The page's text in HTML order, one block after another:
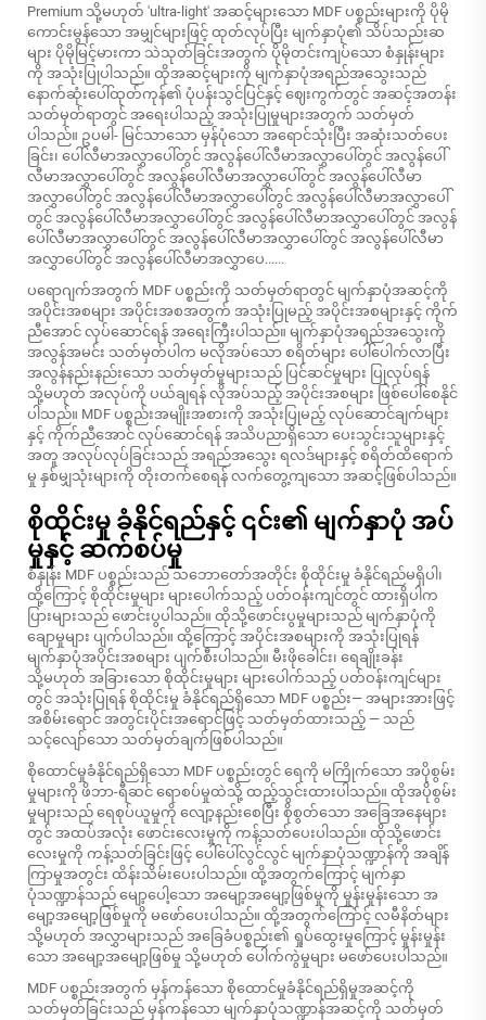
Premium သို့မဟုတ် 'ultra-light' အဆင့်များသော MDF ပစ္စည်းများကို ပိုမို
ကောင်းမွန်သော အမျှင်များဖြင့် ထုတ်လုပ်ပြီး မျက်နှာပုံ၏ သိပ်သည်းဆ
များ ပိုမိုမြင့်မားကာ သဲသုတ်ခြင်းအတွက် ပိုမိုတင်းကျပ်သော စံနှုန်းများ
ကို အသုံးပြုပါသည်။ ထိုအဆင့်များကို မျက်နှာပုံအရည်အသွေးသည်
နောက်ဆုံးပေါ်ထုတ်ကုန်၏ ပုံပန်းသွင်ပြင်နှင့် ဈေးကွက်တွင် အဆင့်အတန်း
သတ်မှတ်ရာတွင် အရေးပါသည့် အသုံးပြုမှုများအတွက် သတ်မှတ်
ပါသည်။ ဥပမါ- မြင်သာသော မှန်ပုံသော အရောင်သုံးပြီး အဆုံးသတ်ပေး
ခြင်း၊ ပေါ်လီမာအလွှာပေါ်တွင် အလွန်ပေါ်လီမာအလွှာပေါ်တွင် အလွန်ပေါ်
လီမာအလွှာပေါ်တွင် အလွန်ပေါ်လီမာအလွှာပေါ်တွင် အလွန်ပေါ်လီမာ
အလွှာပေါ်တွင် အလွန်ပေါ်လီမာအလွှာပေါ်တွင် အလွန်ပေါ်လီမာအလွှာပေါ်
တွင် အလွန်ပေါ်လီမာအလွှာပေါ်တွင် အလွန်ပေါ်လီမာအလွှာပေါ်တွင် အလွန်
ပေါ်လီမာအလွှာပေါ်တွင် အလွန်ပေါ်လီမာအလွှာပေါ်တွင် အလွန်ပေါ်လီမာ
အလွှာပေါ်တွင် အလွန်ပေါ်လီမာအလွှာပေ......
ပရောဂျက်အတွက် MDF ပစ္စည်းကို သတ်မှတ်ရာတွင် မျက်နှာပုံအဆင့်ကို
အပိုင်းအစများ အပိုင်းအစအတွက် အသုံးပြုမည့် အပိုင်းအစများနှင့် ကိုက်
ညီအောင် လုပ်ဆောင်ရန် အရေးကြီးပါသည်။ မျက်နှာပုံအရည်အသွေးကို
အလွန်အမင်း သတ်မှတ်ပါက မလိုအပ်သော စရိတ်များ ပေါ်ပေါက်လာပြီး
အလွန်နည်းနည်းသော သတ်မှတ်မှုများသည် ပြင်ဆင်မှုများ ပြုလုပ်ရန်
သို့မဟုတ် အလုပ်ကို ပယ်ချရန် လိုအပ်သည့် အပိုင်းအစများ ဖြစ်ပေါ်စေနိုင်
ပါသည်။ MDF ပစ္စည်းအမျိုးအစားကို အသုံးပြုမည့် လုပ်ဆောင်ချက်များ
နှင့် ကိုက်ညီအောင် လုပ်ဆောင်ရန် အသိပညာရှိသော ပေးသွင်းသူများနှင့်
အတူ အလုပ်လုပ်ခြင်းသည် အရည်အသွေး ရလဒ်များနှင့် စရိတ်ထိရောက်
မှု နှစ်မျှသုံးများကို တိုးတက်စေရန် လက်တွေ့ကျသော အဆင့်ဖြစ်ပါသည်။
စိုထိုင်းမှု ခံနိုင်ရည်နှင့် ၎င်း၏ မျက်နှာပုံ အပ်
မှုနှင့် ဆက်စပ်မှု
စံနှုန်း MDF ပစ္စည်းသည် သဘောတော်အတိုင်း စိုထိုင်းမှု ခံနိုင်ရည်မရှိပါ၊
ထို့ကြောင့် စိုထိုင်းမှုများ များပေါက်သည့် ပတ်ဝန်းကျင်တွင် ထားရှိပါက
ပြားများသည် ဖောင်းပွပါသည်။ ထိုသို့ဖောင်းပွမှုများသည် မျက်နှာပုံကို
ချောမှုများ ပျက်ပါသည်။ ထို့ကြောင့် အပိုင်းအစများကို အသုံးပြုရန်
မျက်နှာပုံအပိုင်းအစများ ပျက်စီးပါသည်။ မီးဖိုခေါင်း၊ ရေချိုးခန်း
သို့မဟုတ် အခြားသော စိုထိုင်းမှုများ များပေါက်သည့် ပတ်ဝန်းကျင်များ
တွင် အသုံးပြုရန် စိုထိုင်းမှု ခံနိုင်ရည်ရှိသော MDF ပစ္စည်း— အများအားဖြင့်
အစိမ်းရောင် အတွင်းပိုင်းအရောင်ဖြင့် သတ်မှတ်ထားသည့် — သည်
သင့်လျော်သော သတ်မှတ်ချက်ဖြစ်ပါသည်။
စိုထောင်မှုခံနိုင်ရည်ရှိသော MDF ပစ္စည်းတွင် ရေကို မကြိုက်သော အပိုစွမ်း
မှုများကို ဖိဘာ-ရီဆင် ရောစပ်မှုထဲသို့ ထည့်သွင်းထားပါသည်။ ထိုအပိုစွမ်း
မှုများသည် ရေစုပ်ယူမှုကို လျော့နည်းစေပြီး စိုစွတ်သော အခြေအနေများ
တွင် အထပ်အလုံး ဖောင်းလေးမှုကို ကန့်သတ်ပေးပါသည်။ ထိုသို့ဖောင်း
လေးမှုကို ကန့်သတ်ခြင်းဖြင့် ပေါ်ပေါ်လွင်လွင် မျက်နှာပုံသဏ္ဍာန်ကို အချိန်
ကြာမှုအတွင်း ထိန်းသိမ်းပေးပါသည်။ ထို့အတွက်ကြောင့် မျက်နှာ
ပုံသဏ္ဍာန်သည် မျော့ပေါ့သော အမျော့အမျော့ဖြစ်မှုကို မှုန်းမှုန်းသော အ
မျော့အမျော့ဖြစ်မှုကို မဖော်ပေးပါသည်။ ထို့အတွက်ကြော်င့် လမီနိတ်များ
သို့မဟုတ် အလွှာများသည် အခြေခံပစ္စည်း၏ ရှုပ်ထွေးမှုကြောင့် မှုန်းမှုန်း
သော အမျော့အမျော့ဖြစ်မှု သို့မဟုတ် ပေါက်ကွဲမှုများ မဖော်ပေးပါသည်။
MDF ပစ္စည်းအတွက် မှန်ကန်သော စိုထောင်မှုခံနိုင်ရည်ရှိမှုအဆင့်ကို
သတ်မှတ်ခြင်းသည် မှန်ကန်သော မျက်နှာပုံသဏ္ဍာန်အဆင့်ကို သတ်မှတ်